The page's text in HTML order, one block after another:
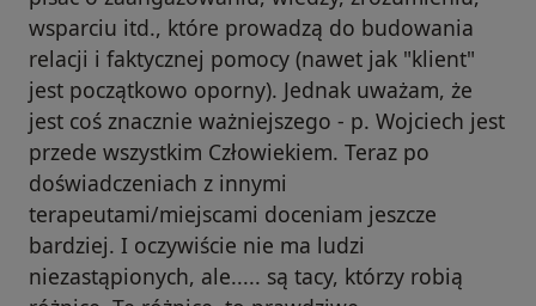
wsparciu itd., które prowadzą do budowania
relacji i faktycznej pomocy (nawet jak "klient"
jest początkowo oporny). Jednak uważam, że
jest coś znacznie ważniejszego - p. Wojciech jest
przede wszystkim Człowiekiem. Teraz po
doświadczeniach z innymi
terapeutami/miejscami doceniam jeszcze
bardziej. I oczywiście nie ma ludzi
niezastąpionych, ale..... są tacy, którzy robią